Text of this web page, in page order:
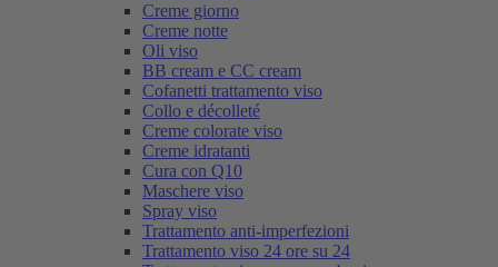
Creme giorno
Creme notte
Oli viso
BB cream e CC cream
Cofanetti trattamento viso
Collo e décolleté
Creme colorate viso
Creme idratanti
Cura con Q10
Maschere viso
Spray viso
Trattamento anti-imperfezioni
Trattamento viso 24 ore su 24